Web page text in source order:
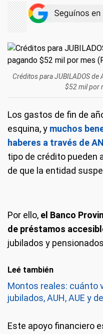
Créditos para JUBILADOS de
$52 mil por
Los gastos de fin de
esquina, y muchos
haberes a través de
tipo de crédito pueden
de que la entidad
Por ello, el Banco
de préstamos
jubilados y
Leé también
Montos reales: cuánto
jubilados, AUH, AUE y
Este apoyo financiero